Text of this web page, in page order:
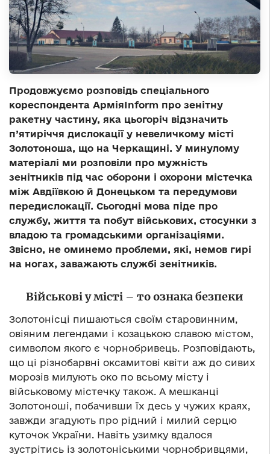
Продовжуємо розповідь спеціального
кореспондента АрміяInform про зенітну
ракетну частину, яка цьогоріч відзначить
п’ятиріччя дислокації у невеличкому місті
Золотоноша, що на Черкащині. У минулому
матеріалі ми розповіли про мужність
зенітників під час оборони і охорони містечка
між Авдіївкою й Донецьком та передумови
передислокації. Сьогодні мова піде про
службу, життя та побут військових, стосунки з
владою та громадськими організаціями.
Звісно, не оминемо проблеми, які, немов гирі
на ногах, заважають службі зенітників.
Військові у місті – то ознака безпеки
Золотонісці пишаються своїм старовинним,
овіяним легендами і козацькою славою містом,
символом якого є чорнобривець. Розповідають,
що ці різнобарвні оксамитові квіти аж до сивих
морозів милують око по всьому місту і
військовому містечку також. А мешканці
Золотоноші, побачивши їх десь у чужих краях,
завжди згадують про рідний і милий серцю
куточок України. Навіть узимку вдалося
зустрітись із золотоніськими чорнобривцями,